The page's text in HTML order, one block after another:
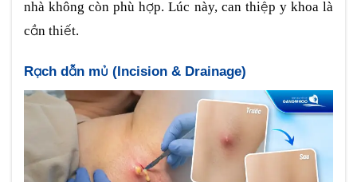
nhà không còn phù hợp. Lúc này, can thiệp y khoa là
cần thiết.
Rạch dẫn mủ (Incision & Drainage)